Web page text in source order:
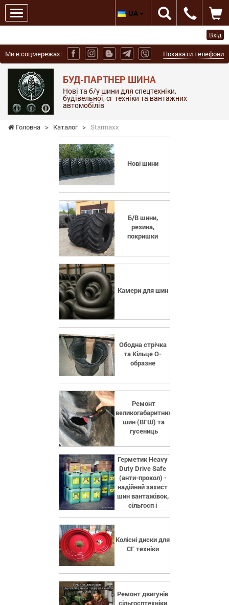
Вхід
Ми в соцмережах: Показати телефони
БУД-ПАРТНЕР ШИНА
Нові та б/у шини для спецтехніки,
будівельної, сг техніки та вантажних
автомобілів
UA
Головна > Каталог > Starmaxx
Нові шини
Б/В шини,
резина,
покришки
Камери для шин
Ободна стрічка
та Кільце О-
образне
Ремонт
великогабаритних
шин (ВГШ) та
гусениць
Герметик Heavy
Duty Drive Safe
(анти-прокол) -
надійний захист
шин вантажівок,
сільгосп і
Колісні диски для
СГ техніки
Ремонт двигунів
сільгосптехніки